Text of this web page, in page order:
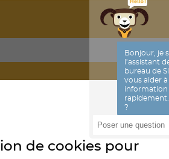
DE RESPONSABILITÉ (ART.
de cookies pour